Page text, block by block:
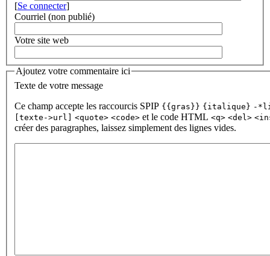
[Se connecter]
Courriel (non publié)
Votre site web
Ajoutez votre commentaire ici
Texte de votre message
Ce champ accepte les raccourcis SPIP {{gras}} {italique} -
[texte->url] <quote> <code> et le code HTML <q> <del>
créer des paragraphes, laissez simplement des lignes vides.